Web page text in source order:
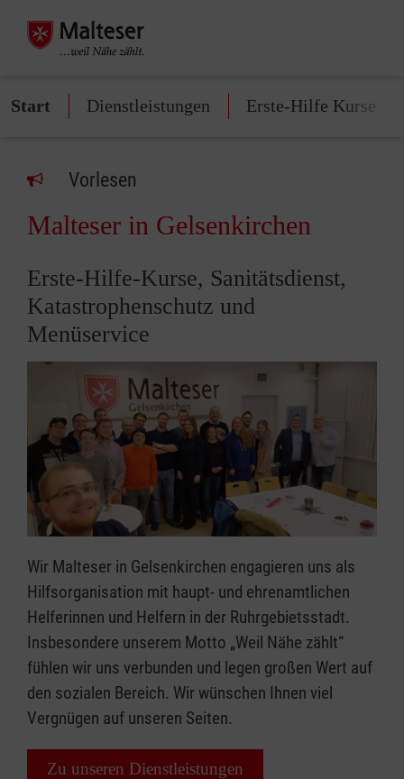
Start Dienstleistungen Erste-Hilfe Kurse
Vorlesen
Malteser in Gelsenkirchen
Erste-Hilfe-Kurse, Sanitätsdienst,
Katastrophenschutz und
Menüservice
Wir Malteser in Gelsenkirchen engagieren uns als
Hilfsorganisation mit haupt- und ehrenamtlichen
Helferinnen und Helfern in der Ruhrgebietsstadt.
Insbesondere unserem Motto „Weil Nähe zählt“
fühlen wir uns verbunden und legen großen Wert auf
den sozialen Bereich. Wir wünschen Ihnen viel
Vergnügen auf unseren Seiten.
Zu unseren Dienstleistungen